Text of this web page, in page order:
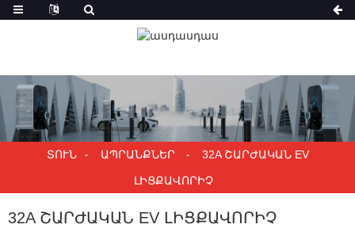
ՏՈՒՆ ԱՊՐԱՆՔՆԵՐ 32A ՇԱՐԺԱԿԱՆ EV
ԼԻՑՔԱՎՈՐԻՉ
32A ՇԱՐԺԱԿԱՆ EV ԼԻՑՔԱՎՈՐԻՉ